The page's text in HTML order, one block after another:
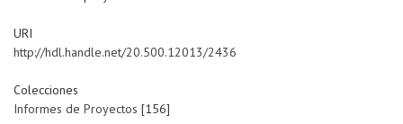
URI
http://hdl.handle.net/20.500.12013/2436
Colecciones
Informes de Proyectos [156]